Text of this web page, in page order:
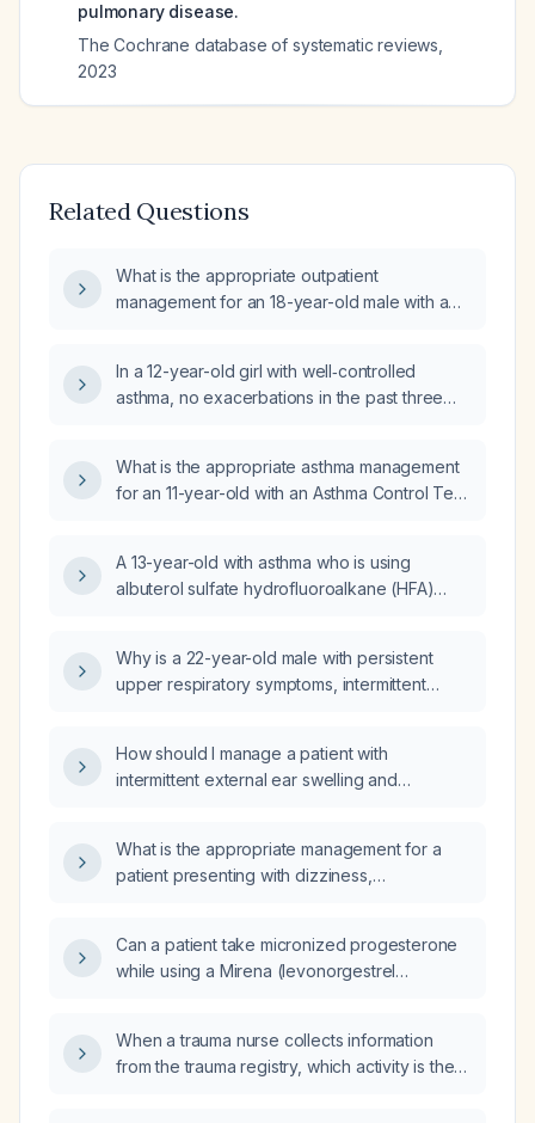
pulmonary disease.
The Cochrane database of systematic reviews
2023
Related Questions
What is the appropriate outpatient
management for an 18-year-old male with a
possible dog exposure and ongoing
marijuana inhalation, who denies fever,
production and has never used inhaled
corticosteroids?
In a 12-year-old girl with well‑controlled
asthma, no exacerbations in the past three
cough during rainy weather, what is the
preferred prescription?
What is the appropriate asthma management
for an 11-year-old with an Asthma Control Test
A 13-year-old with asthma who is using
albuterol sulfate hydrofluoroalkane (HFA)
(2.5 mg) but still having an asthma flare—what
is the appropriate next step in management?
Why is a 22-year-old male with persistent
upper respiratory symptoms, intermittent
albuterol and budesonide (inhaled
corticosteroid) not improving after more than
How should I manage a patient with
intermittent external ear swelling and
otoscopic examination?
What is the appropriate management for a
patient presenting with dizziness,
Can a patient take micronized progesterone
while using a Mirena (levonorgestrel
When a trauma nurse collects information
from the trauma registry, which activity is the